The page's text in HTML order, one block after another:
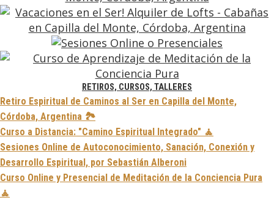
RETIROS, CURSOS, TALLERES
Retiro Espiritual de Caminos al Ser en Capilla del Monte,
Córdoba, Argentina 🏞️
Curso a Distancia: "Camino Espiritual Integrado" 🧘
Sesiones Online de Autoconocimiento, Sanación, Conexión y
Desarrollo Espiritual, por Sebastián Alberoni
Curso Online y Presencial de Meditación de la Conciencia Pura
🧘